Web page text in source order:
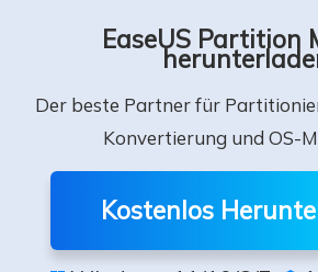
EaseUS Partition
Der beste Partner für
Konvertierung und OS-
Kostenlos